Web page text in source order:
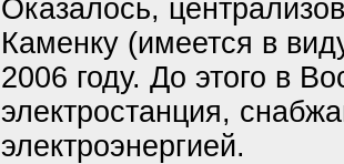
Оказалось,
Каменку (имеется в
2006 году. До этого в
электростанция,
электроэнергией.